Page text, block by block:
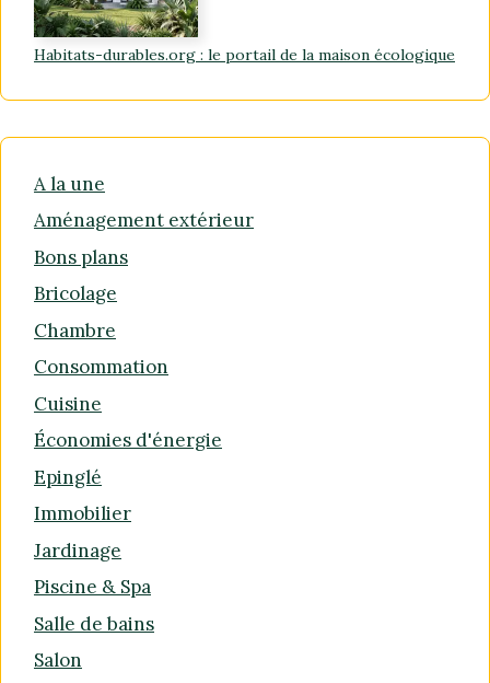
Habitats-durables.org : le portail de la maison écologique
A la une
Aménagement extérieur
Bons plans
Bricolage
Chambre
Consommation
Cuisine
Économies d'énergie
Epinglé
Immobilier
Jardinage
Piscine & Spa
Salle de bains
Salon